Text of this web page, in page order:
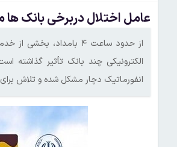
عامل اختلال دربرخی بانک
از حدود ساعت ۴
انفورماتیک دچار مشکل شده و تلاش برای